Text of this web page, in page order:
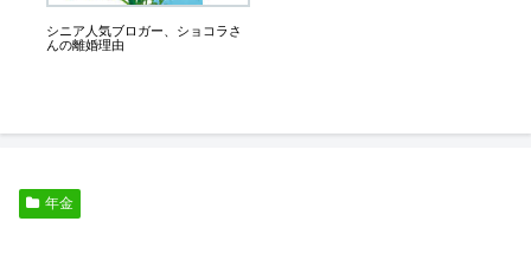
シニア人気ブロガー、ショコラさ
んの離婚理由
年金